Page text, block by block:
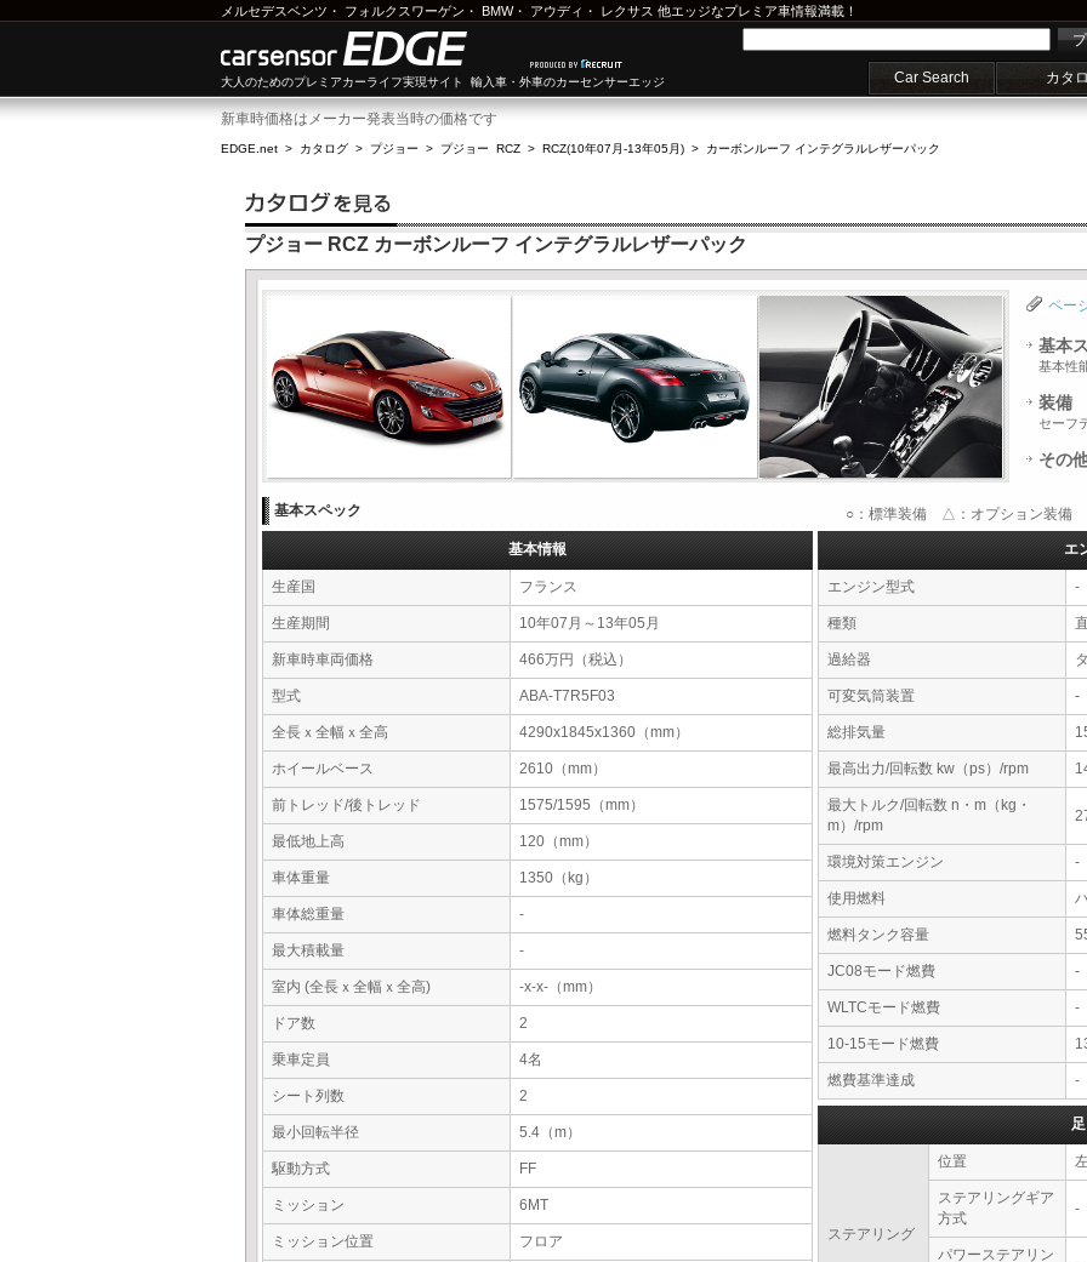
メルセデスベンツ ・ フォルクスワーゲン ・ BMW・ アウディ ・ レクサス 他エッジなプレミア車情報満載！
大人のためのプレミアカーライフ実現サイト 輸入車・外車のカーセンサーエッジ Car Search カタ
新車時価格はメーカー発表当時の価格です
EDGE.net > カタログ > プジョー > プジョー RCZ > RCZ(10年07月-13年05月) > カーボンルーフ インテグラルレザーパック
プジョー RCZ カーボンルーフ インテグラルレザーパック
ペー
基本
基本性
装備
セーフ
その
基本スペック ○：標準装備 △：オプション装備 -
基本情報
生産国 フランス
生産期間 10年07月～13年05月
新車時車両価格 466万円（税込）
型式 ABA-T7R5F03
全長ｘ全幅ｘ全高 4290x1845x1360（mm）
ホイールベース 2610（mm）
前トレッド/後トレッド 1575/1595（mm）
最低地上高 120（mm）
車体重量 1350（kg）
車体総重量 -
最大積載量 -
室内 (全長ｘ全幅ｘ全高) -x-x-（mm）
ドア数 2
乗車定員 4名
シート列数 2
最小回転半径 5.4（m）
駆動方式 FF
ミッション 6MT
ミッション位置 フロア
エ
エンジン型式 -
種類
過給器
可変気筒装置 -
総排気量
最高出力/回転数 kw（ps）/rpm
最大トルク/回転数 n・m（kg・
m）/rpm
環境対策エンジン -
使用燃料
燃料タンク容量
JC08モード燃費 -
WLTCモード燃費 -
10-15モード燃費
燃費基準達成 -
ステアリング
位置
ステアリングギア
方式
-
パワーステアリン